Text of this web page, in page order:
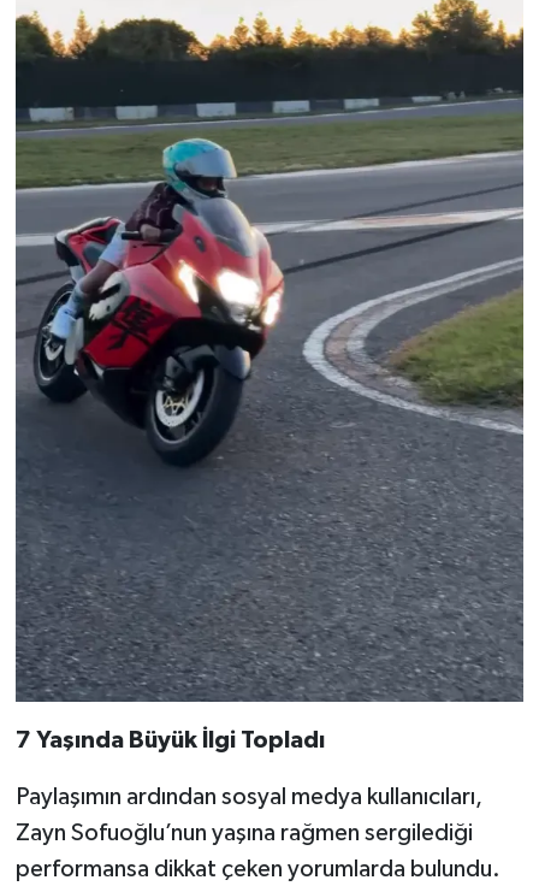
7 Yaşında Büyük İlgi Topladı
Paylaşımın ardından sosyal medya kullanıcıları,
Zayn Sofuoğlu’nun yaşına rağmen sergilediği
performansa dikkat çeken yorumlarda bulundu.